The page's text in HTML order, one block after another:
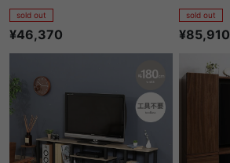
sold out
¥46,370
sold out
¥85,910